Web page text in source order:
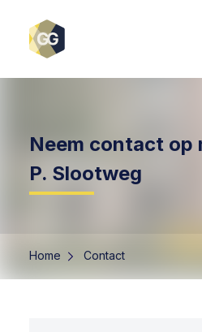
Neem contact op
P. Slootweg
Home Contact